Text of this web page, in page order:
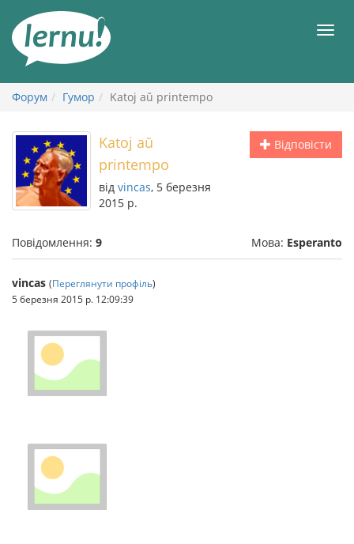
змісту
Форум Гумор Katoj aŭ printempo
Відповісти
Katoj aŭ
printempo
від vincas, 5 березня
2015 р.
Повідомлення: 9 Мова: Esperanto
vincas (Переглянути профіль)
5 березня 2015 р. 12:09:39